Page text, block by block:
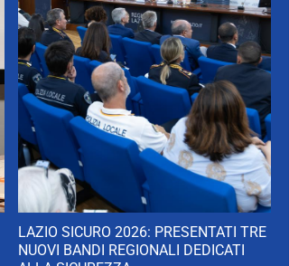
LAZIO SICURO 2026: PRESENTATI TRE
NUOVI BANDI REGIONALI DEDICATI